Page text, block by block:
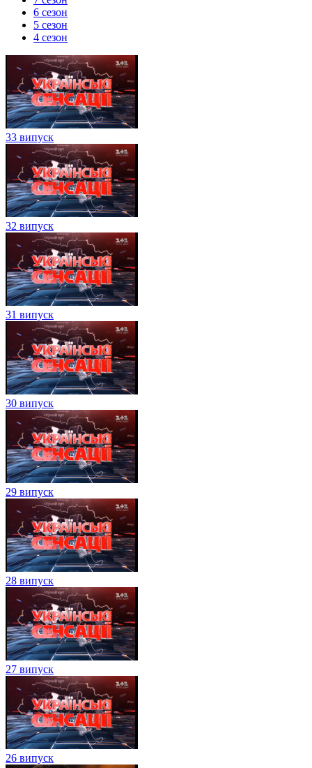
6 сезон
5 сезон
4 сезон
33 випуск
32 випуск
31 випуск
30 випуск
29 випуск
28 випуск
27 випуск
26 випуск